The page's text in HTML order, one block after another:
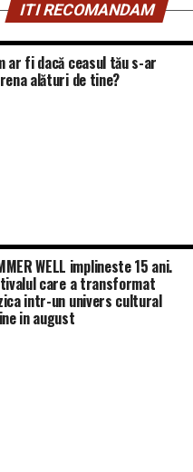
ITI RECOMANDAM
ar fi dacă ceasul tău s-ar
alături de tine?
WELL implineste 15 ani.
care a transformat
intr-un univers cultural
in august